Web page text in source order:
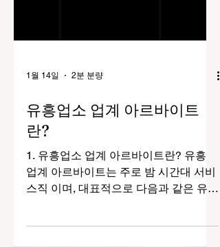
1월 14일 2분 분량
유흥업소 업계 아르바이트